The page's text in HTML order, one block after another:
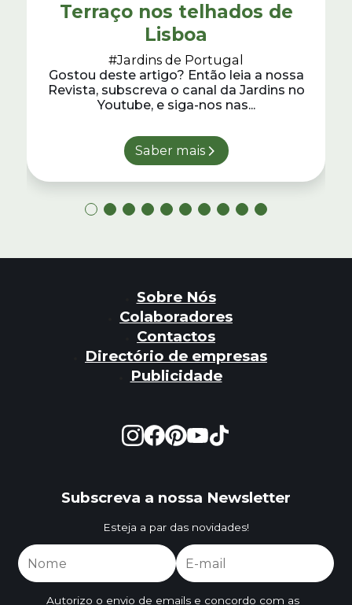
Terraço nos telhados de
Lisboa
#Jardins de Portugal
Gostou deste artigo? Então leia a nossa
Revista, subscreva o canal da Jardins no
Youtube, e siga-nos nas...
Saber mais
Sobre Nós
Colaboradores
Contactos
Directório de empresas
Publicidade
Subscreva a nossa Newsletter
Esteja a par das novidades!
Autorizo o envio de emails e concordo com as